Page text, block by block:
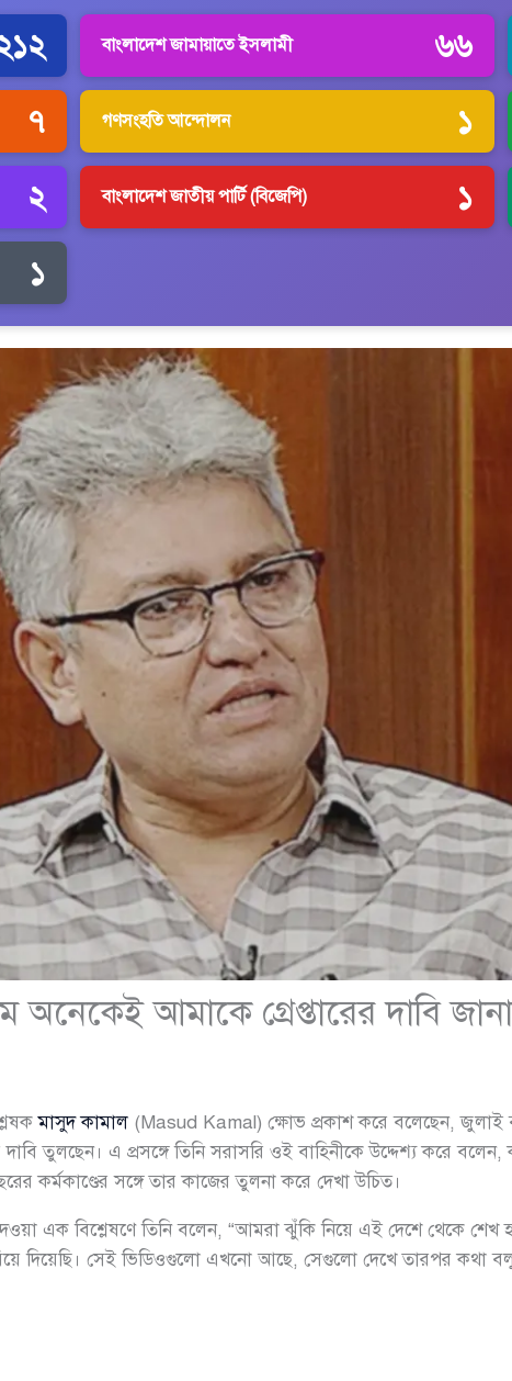
বাংলাদেশ জামায়াতে ইসলামী ৬৬
৭ গণসংহতি আন্দোলন ১
২ বাংলাদেশ জাতীয় পার্টি (বিজেপি) ১
১
অনেকেই আমাকে গ্রেপ্তারের দাবি
মাসুদ কামাল (Masud Kamal) ক্ষোভ প্রকাশ করে বলেছেন, জুলাই
তুলছেন। এ প্রসঙ্গে তিনি সরাসরি ওই বাহিনীকে উদ্দেশ্য করে বলেন,
কর্মকাণ্ডের সঙ্গে তার কাজের তুলনা করে দেখা উচিত।
এক বিশ্লেষণে তিনি বলেন, “আমরা ঝুঁকি নিয়ে এই দেশে থেকে শেখ
দিয়েছি। সেই ভিডিওগুলো এখনো আছে, সেগুলো দেখে তারপর কথা